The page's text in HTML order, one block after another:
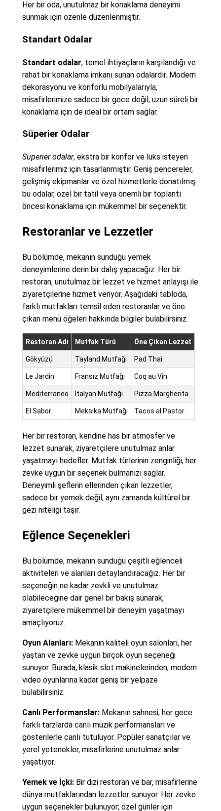
Her bir oda, unutulmaz bir konaklama deneyimi
sunmak için özenle düzenlenmiştir.
Standart Odalar
Standart odalar, temel ihtiyaçların karşılandığı ve
rahat bir konaklama imkanı sunan odalardır. Modern
dekorasyonu ve konforlu mobilyalarıyla,
misafirlerimize sadece bir gece değil, uzun süreli bir
konaklama için de ideal bir ortam sağlar.
Süperier Odalar
Süperier odalar, ekstra bir konfor ve lüks isteyen
misafirlerimiz için tasarlanmıştır. Geniş pencereler,
gelişmiş ekipmanlar ve özel hizmetlerle donatılmış
bu odalar, özel bir tatil veya önemli bir toplantı
öncesi konaklama için mükemmel bir seçenektir.
Restoranlar ve Lezzetler
Bu bölümde, mekanın sunduğu yemek
deneyimlerine derin bir dalış yapacağız. Her bir
restoran, unutulmaz bir lezzet ve hizmet anlayışı ile
ziyaretçilerine hizmet veriyor. Aşağıdaki tabloda,
farklı mutfakları temsil eden restoranlar ve öne
çıkan menü öğeleri hakkında bilgiler bulabilirsiniz.
Restoran Adı Mutfak Türü Öne Çıkan Lezzet
Gökyüzü Tayland Mutfağı Pad Thai
Le Jardin Fransız Mutfağı Coq au Vin
Mediterraneo İtalyan Mutfağı Pizza Margherita
El Sabor Meksika Mutfağı Tacos al Pastor
Her bir restoran, kendine has bir atmosfer ve
lezzet sunarak, ziyaretçilere unutulmaz anlar
yaşatmayı hedefler. Mutfak türlerinin zenginliği, her
zevke uygun bir seçenek bulmanızı sağlar.
Deneyimli şeflerin ellerinden çıkan lezzetler,
sadece bir yemek değil, aynı zamanda kültürel bir
gezi niteliği taşır.
Eğlence Seçenekleri
Bu bölümde, mekanın sunduğu çeşitli eğlenceli
aktiviteleri ve alanları detaylandıracağız. Her bir
seçeneğin ne kadar zevkli ve unutulmaz
olabileceğine dair genel bir bakış sunarak,
ziyaretçilere mükemmel bir deneyim yaşatmayı
amaçlıyoruz.
Oyun Alanları:Mekanın kaliteli oyun salonları, her
yaştan ve zevke uygun birçok oyun seçeneği
sunuyor. Burada, klasik slot makinelerinden, modern
video oyunlarına kadar geniş bir yelpaze
bulabilirsiniz.
Canlı Performanslar:Mekanın sahnesi, her gece
farklı tarzlarda canlı müzik performansları ve
gösterilerle canlı tutuluyor. Popüler sanatçılar ve
yerel yetenekler, misafirlerine unutulmaz anlar
yaşatıyor.
Yemek ve İçki:Bir dizi restoran ve bar, misafirlerine
dünya mutfaklarından lezzetler sunuyor. Her zevke
uygun seçenekler bulunuyor; özel günler için